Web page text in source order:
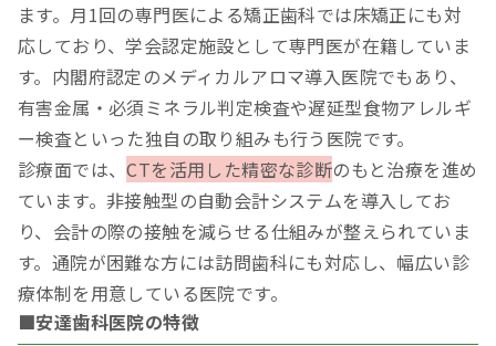
ます。月1回の専門医による矯正歯科では床矯正にも対
応しており、学会認定施設として専門医が在籍していま
す。内閣府認定のメディカルアロマ導入医院でもあり、
有害金属・必須ミネラル判定検査や遅延型食物アレルギ
ー検査といった独自の取り組みも行う医院です。
診療面では、CTを活用した精密な診断のもと治療を進め
ています。非接触型の自動会計システムを導入してお
り、会計の際の接触を減らせる仕組みが整えられていま
す。通院が困難な方には訪問歯科にも対応し、幅広い診
療体制を用意している医院です。
■安達歯科医院の特徴